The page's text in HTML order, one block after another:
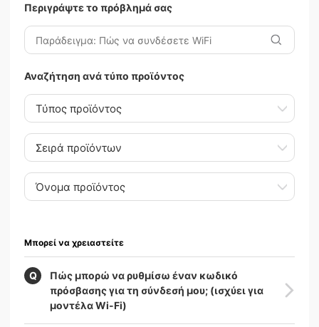
Περιγράψτε το πρόβλημά σας
Αναζήτηση ανά τύπο προϊόντος
Τύπος προϊόντος
Σειρά προϊόντων
Όνομα προϊόντος
Μπορεί να χρειαστείτε
Πώς μπορώ να ρυθμίσω έναν κωδικό
πρόσβασης για τη σύνδεσή μου; (ισχύει για
μοντέλα Wi-Fi)